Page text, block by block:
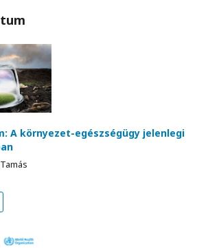
A környezet-egészségügy jelenlegi